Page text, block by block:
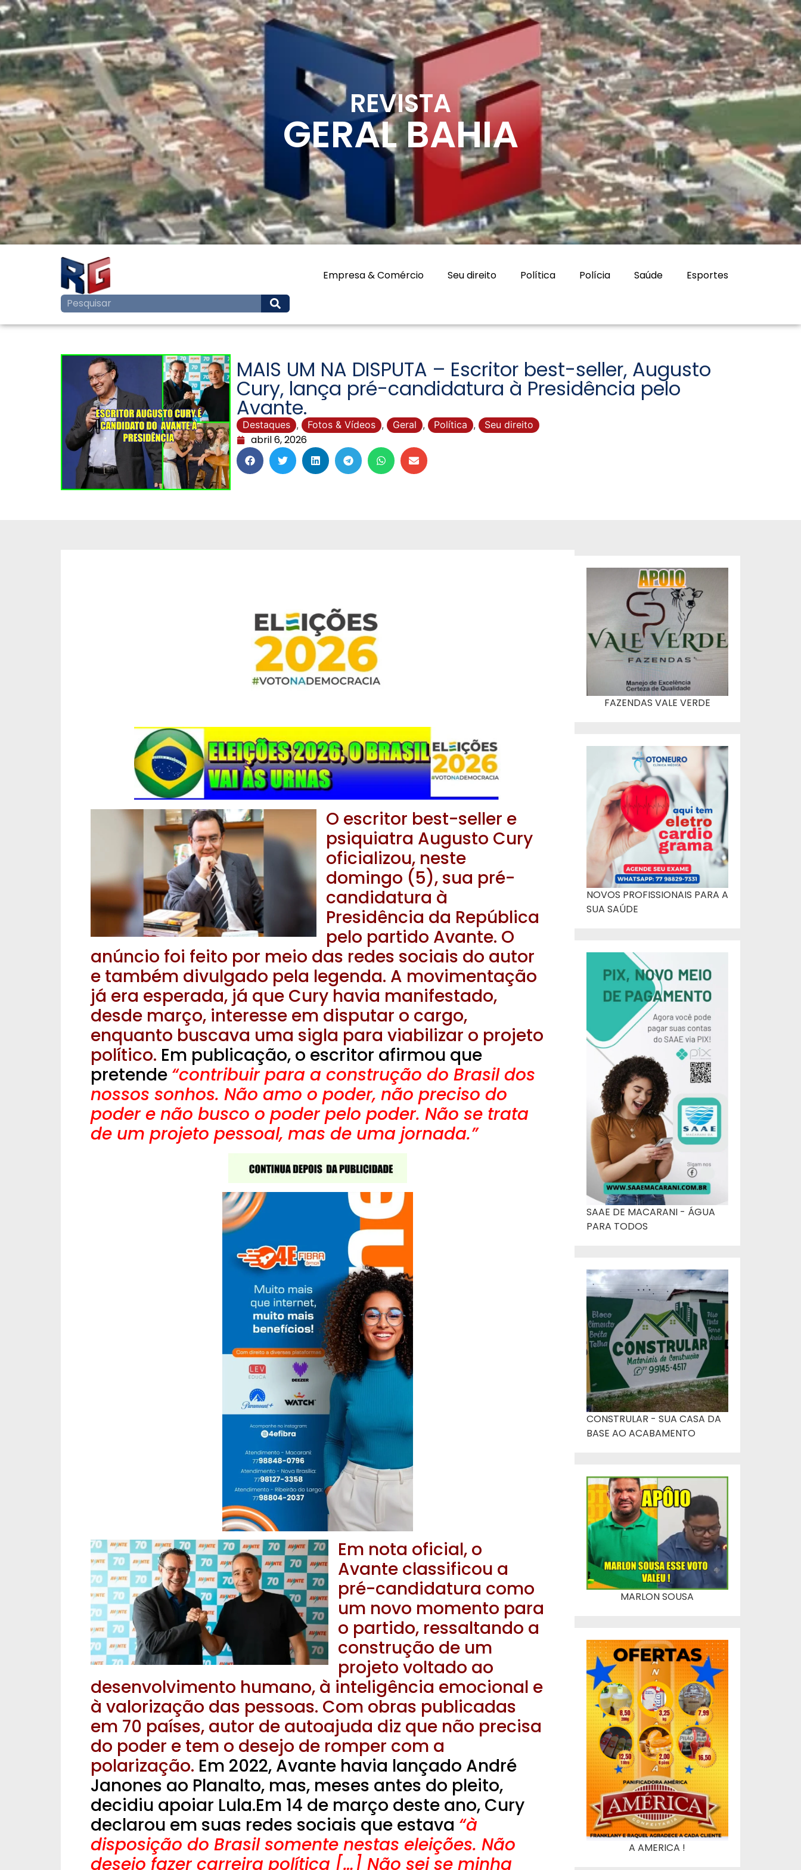
REVISTA
GERAL BAHIA
Empresa & Comércio Seu direito Política Polícia Saúde Esportes
MAIS UM NA DISPUTA – Escritor best-seller, Augusto
Cury, lança pré-candidatura à Presidência pelo
Avante.
Destaques , Fotos & Vídeos , Geral , Política , Seu direito
abril 6, 2026
O escritor best-seller e
psiquiatra Augusto Cury
oficializou, neste
domingo (5), sua pré-
candidatura à
Presidência da República
pelo partido Avante. O
anúncio foi feito por meio das redes sociais do autor
e também divulgado pela legenda. A movimentação
já era esperada, já que Cury havia manifestado,
desde março, interesse em disputar o cargo,
enquanto buscava uma sigla para viabilizar o projeto
político. Em publicação, o escritor afirmou que
pretende “contribuir para a construção do Brasil dos
nossos sonhos. Não amo o poder, não preciso do
poder e não busco o poder pelo poder. Não se trata
de um projeto pessoal, mas de uma jornada.”
Em nota oficial, o
Avante classificou a
pré-candidatura como
um novo momento para
o partido, ressaltando a
construção de um
projeto voltado ao
desenvolvimento humano, à inteligência emocional e
à valorização das pessoas. Com obras publicadas
em 70 países, autor de autoajuda diz que não precisa
do poder e tem o desejo de romper com a
polarização. Em 2022, Avante havia lançado André
Janones ao Planalto, mas, meses antes do pleito,
decidiu apoiar Lula.Em 14 de março deste ano, Cury
declarou em suas redes sociais que estava “à
disposição do Brasil somente nestas eleições. Não
desejo fazer carreira política […] Não sei se minha
FAZENDAS VALE VERDE
NOVOS PROFISSIONAIS PARA A
SUA SAÚDE
SAAE DE MACARANI - ÁGUA
PARA TODOS
CONSTRULAR - SUA CASA DA
BASE AO ACABAMENTO
MARLON SOUSA
A AMERICA !